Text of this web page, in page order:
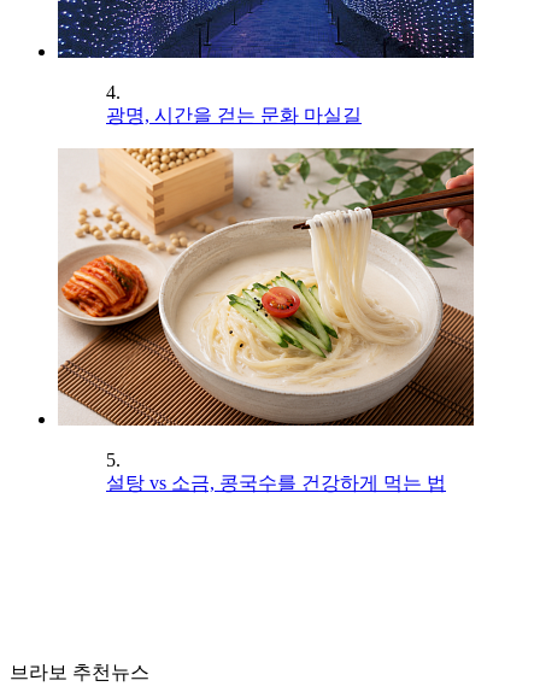
4.
광명, 시간을 걷는 문화 마실길
5.
설탕 vs 소금, 콩국수를 건강하게 먹는 법
브라보 추천뉴스